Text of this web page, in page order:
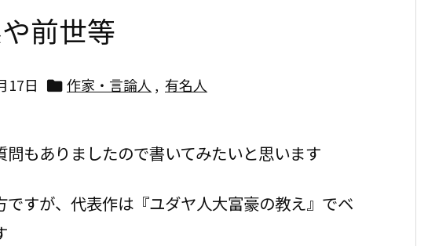
前世等
17日  作家・言論人 , 有名人
もありましたので書いてみたいと思います
ですが、代表作は『ユダヤ人大富豪の教え』でベ